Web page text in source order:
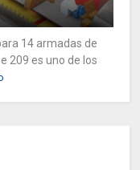
14 armadas de
209 es uno de los